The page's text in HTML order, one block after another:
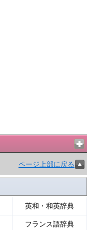
ページ上部に戻る
英和・和英辞典
フランス語辞典